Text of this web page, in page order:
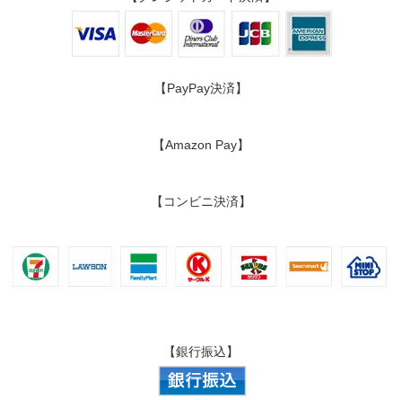
【PayPay決済】
【Amazon Pay】
【コンビニ決済】
【銀行振込】